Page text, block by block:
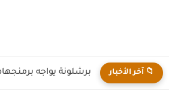
📁 آخر الأخبار